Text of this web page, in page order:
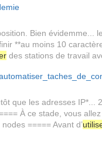
Bien évidemme...
**au moins 10
des stations de travail
que les adresses IP*...
À ce stade, vous
===== Avant d’